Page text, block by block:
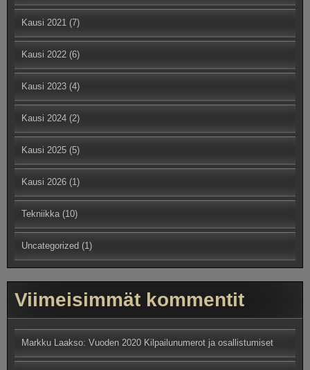
Kausi 2021 (7)
Kausi 2022 (6)
Kausi 2023 (4)
Kausi 2024 (2)
Kausi 2025 (5)
Kausi 2026 (1)
Tekniikka(10)
Uncategorized (1)
Viimeisimmät kommentit
Markku Laakso: Vuoden 2020 Kilpailunumerot ja osallistumiset